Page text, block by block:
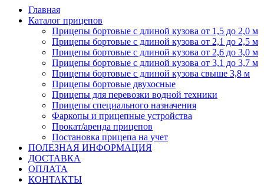
Главная
Каталог прицепов
Прицепы бортовые с длиной кузова от 1,5 до 2,0 м
Прицепы бортовые с длиной кузова от 2,1 до 2,5 м
Прицепы бортовые с длиной кузова от 2,6 до 3,0 м
Прицепы бортовые с длиной кузова от 3,1 до 3,7 м
Прицепы бортовые с длиной кузова свыше 3,8 м
Прицепы бортовые двухосные
Прицепы для перевозки водной техники
Прицепы специального назначения
Фаркопы и прицепные устройства
Прокат/аренда прицепов
Постановка прицепа на учет
ПОЛЕЗНАЯ ИНФОРМАЦИЯ
ДОСТАВКА
ОПЛАТА
КОНТАКТЫ